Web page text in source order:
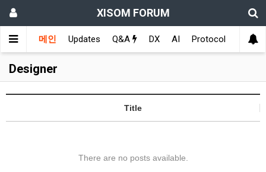
XISOM FORUM
메인 Updates Q&A DX AI Protocol
Designer
Title
There are no posts available.